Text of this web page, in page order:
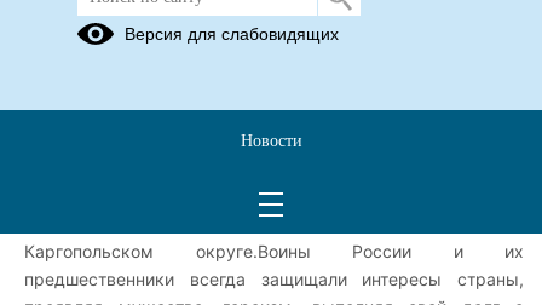
Талисман для Героя…
В рамках года Защитника Отечества в первичном
отделении Заречной начальной школы состоялась
Первых с участником специальной военной операции и
руководителем штаба взаимопомощи
Каргопольском округе.Воины России и их
предшественники всегда защищали интересы страны,
Версия для слабовидящих
Новости